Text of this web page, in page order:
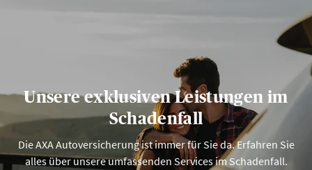
Unsere exklusiven Leistungen im
Schadenfall
Die AXA Autoversicherung ist immer für Sie da. Erfahren Sie
alles über unsere umfassenden Services im Schadenfall.